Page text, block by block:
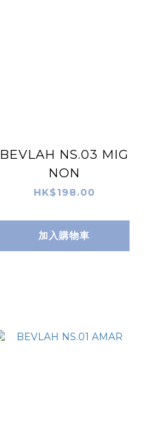
BEVLAH NS.03 MIG
NON
HK$198.00
加入購物車